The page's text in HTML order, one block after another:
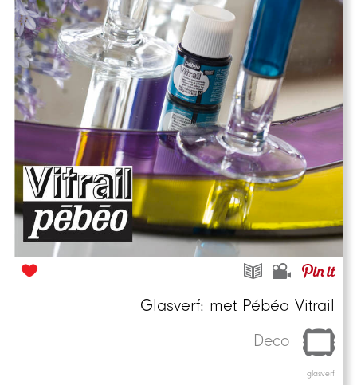
Glasverf: met Pébéo Vitrail
Deco
glasverf